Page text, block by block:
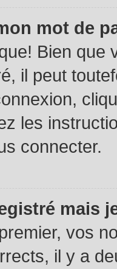
mot de
Bien que
il peut
les
connecter.
mais
vos
il y a